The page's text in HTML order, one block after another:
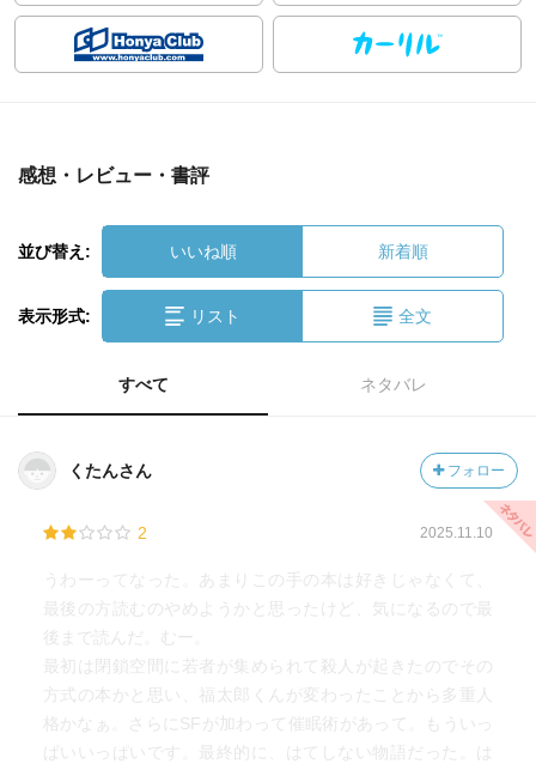
感想・レビュー・書評
並び替え: いいね順 新着順
表示形式: リスト 全文
すべて ネタバレ
くたんさん フォロー
2 2025.11.10
うわーってなった。あまりこの手の本は好きじゃなくて、
最後の方読むのやめようかと思ったけど、気になるので最
後まで読んだ。むー。
最初は閉鎖空間に若者が集められて殺人が起きたのでその
方式の本かと思い、福太郎くんが変わったことから多重人
格かなぁ。さらにSFが加わって催眠術があって。もういっ
ぱいいっぱいです。最終的に、はてしない物語だった。は